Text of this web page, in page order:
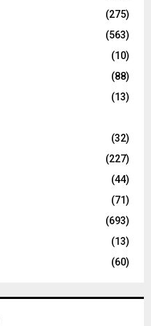
(275)
(563)
(10)
(88)
(13)
(32)
(227)
(44)
(71)
(693)
(13)
(60)